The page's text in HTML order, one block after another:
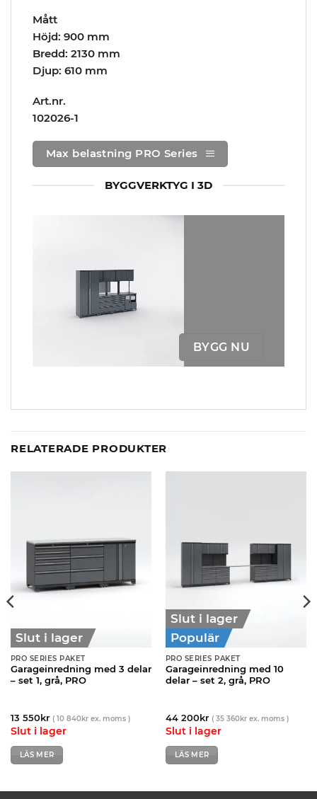
Mått
Höjd: 900 mm
Bredd: 2130 mm
Djup: 610 mm
Art.nr.
102026-1
Max belastning PRO Series
BYGGVERKTYG I 3D
BYGG NU
RELATERADE PRODUKTER
Slut i lager
PRO SERIES PAKET
Garageinredning med 3 delar
– set 1, grå, PRO
13 550kr ( 10 840krex. moms )
Slut i lager
LÄS MER
Slut i lager
Populär
PRO SERIES PAKET
Garageinredning med 10
delar – set 2, grå, PRO
44 200kr ( 35 360krex. moms )
Slut i lager
LÄS MER